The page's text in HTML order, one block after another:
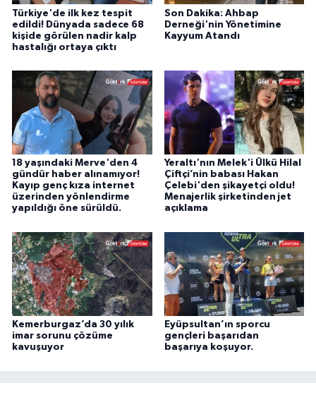
Türkiye'de ilk kez tespit
edildi! Dünyada sadece 68
kişide görülen nadir kalp
hastalığı ortaya çıktı
Son Dakika: Ahbap
Derneği'nin Yönetimine
Kayyum Atandı
18 yaşındaki Merve'den 4
gündür haber alınamıyor!
Kayıp genç kıza internet
üzerinden yönlendirme
yapıldığı öne sürüldü.
Yeraltı'nın Melek'i Ülkü Hilal
Çiftçi’nin babası Hakan
Çelebi'den şikayetçi oldu!
Menajerlik şirketinden jet
açıklama
Kemerburgaz’da 30 yılık
imar sorunu çözüme
kavuşuyor
Eyüpsultan’ın sporcu
gençleri başarıdan
başarıya koşuyor.